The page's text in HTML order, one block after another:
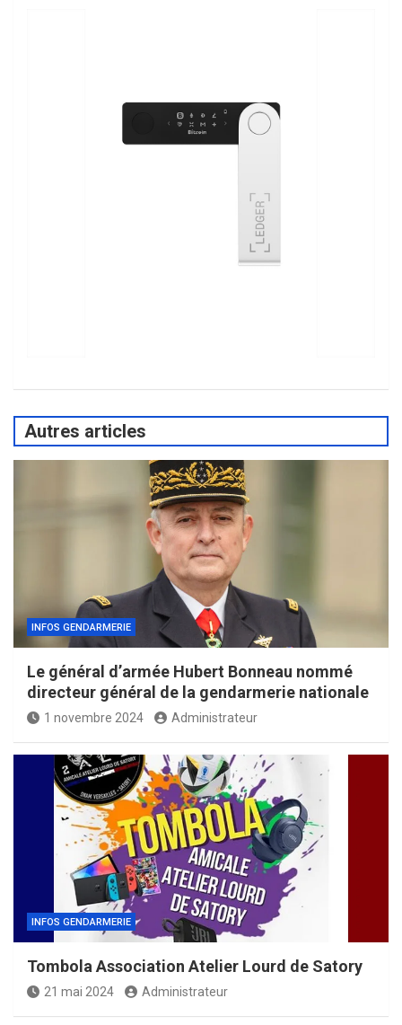
Autres articles
INFOS GENDARMERIE
Le général d’armée Hubert Bonneau nommé
directeur général de la gendarmerie nationale
1 novembre 2024 Administrateur
INFOS GENDARMERIE
Tombola Association Atelier Lourd de Satory
21 mai 2024 Administrateur